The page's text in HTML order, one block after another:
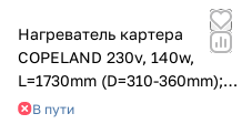
Нагреватель картера
COPELAND 230v, 140w,
L=1730mm (D=310-360mm);
8055753
В пути